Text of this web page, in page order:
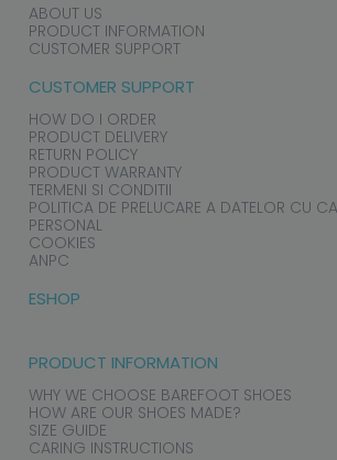
ABOUT US
PRODUCT INFORMATION
CUSTOMER SUPPORT
CUSTOMER SUPPORT
HOW DO I ORDER
PRODUCT DELIVERY
RETURN POLICY
PRODUCT WARRANTY
TERMENI SI CONDITII
POLITICA DE PRELUCARE A DATELOR CU
PERSONAL
COOKIES
ANPC
ESHOP
PRODUCT INFORMATION
WHY WE CHOOSE BAREFOOT SHOES
HOW ARE OUR SHOES MADE?
SIZE GUIDE
CARING INSTRUCTIONS